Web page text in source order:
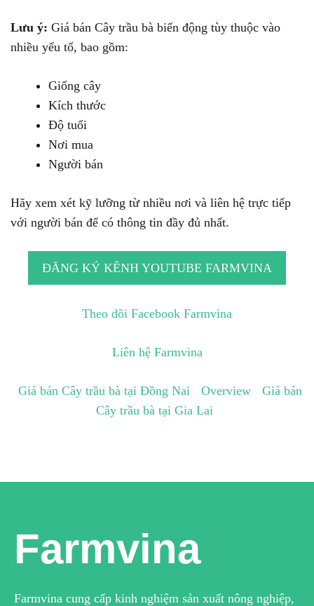
Lưu ý: Giá bán Cây trầu bà biến động tùy thuộc vào
nhiều yếu tố, bao gồm:
Giống cây
Kích thước
Độ tuổi
Nơi mua
Người bán
Hãy xem xét kỹ lưỡng từ nhiều nơi và liên hệ trực tiếp
với người bán để có thông tin đầy đủ nhất.
ĐĂNG KÝ KÊNH YOUTUBE FARMVINA
Theo dõi Facebook Farmvina
Liên hệ Farmvina
Giá bán Cây trầu bà tại Đồng Nai Overview
Giá bán
Cây trầu bà tại Gia Lai
Farmvina
Farmvina cung cấp kinh nghiệm sản xuất nông nghiệp,